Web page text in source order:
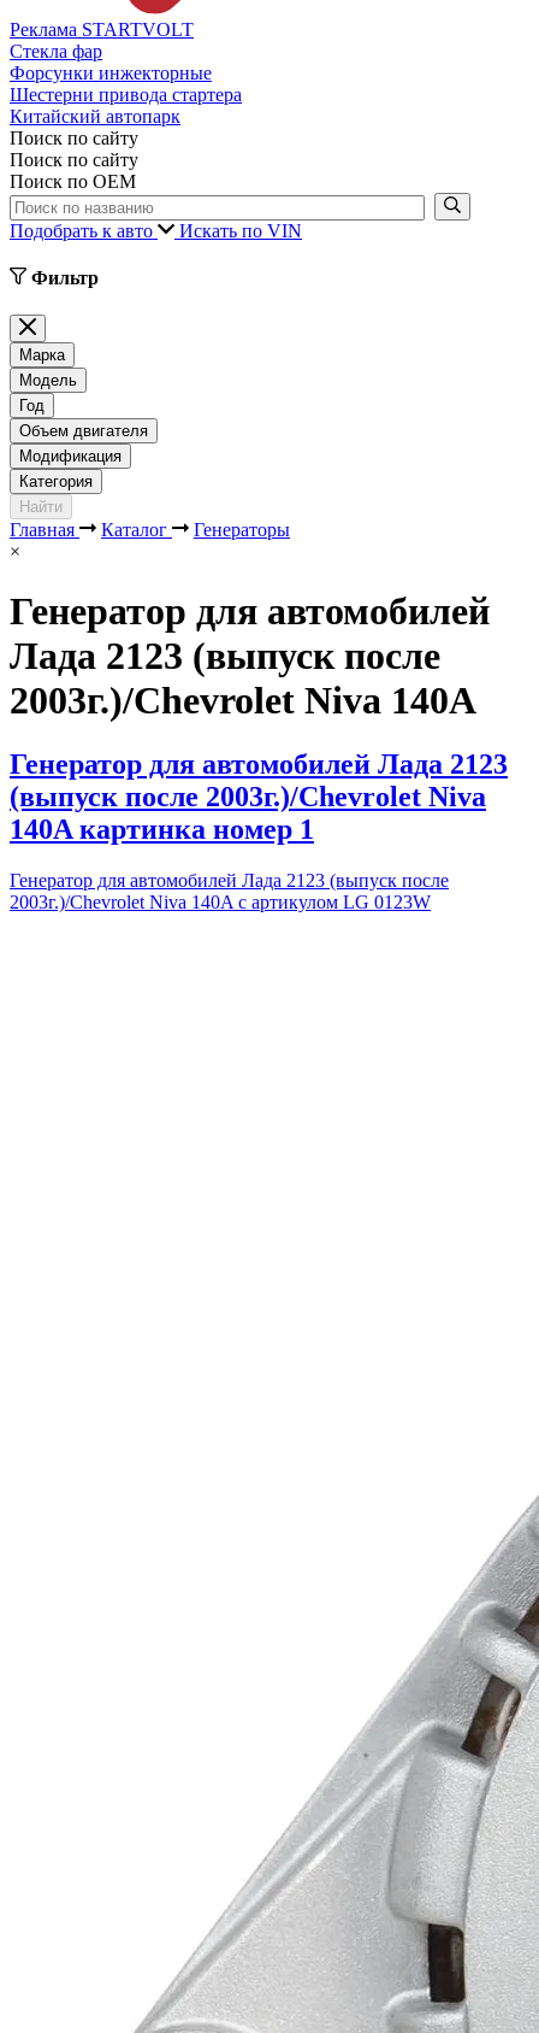
Реклама STARTVOLT
Стекла фар
Форсунки инжекторные
Шестерни привода стартера
Китайский автопарк
Поиск по сайту
Поиск по сайту
Поиск по ОЕМ
Подобрать к авто Искать по VIN
Фильтр
Марка
Модель
Год
Объем двигателя
Модификация
Категория
Найти
Главная Каталог
Генераторы
×
Генератор для автомобилей
Лада 2123 (выпуск после
2003г.)/Chevrolet Niva 140A
Генератор для автомобилей Лада 2123
(выпуск после 2003г.)/Chevrolet Niva
140A картинка номер 1
Генератор для автомобилей Лада 2123 (выпуск после
2003г.)/Chevrolet Niva 140A с артикулом LG 0123W